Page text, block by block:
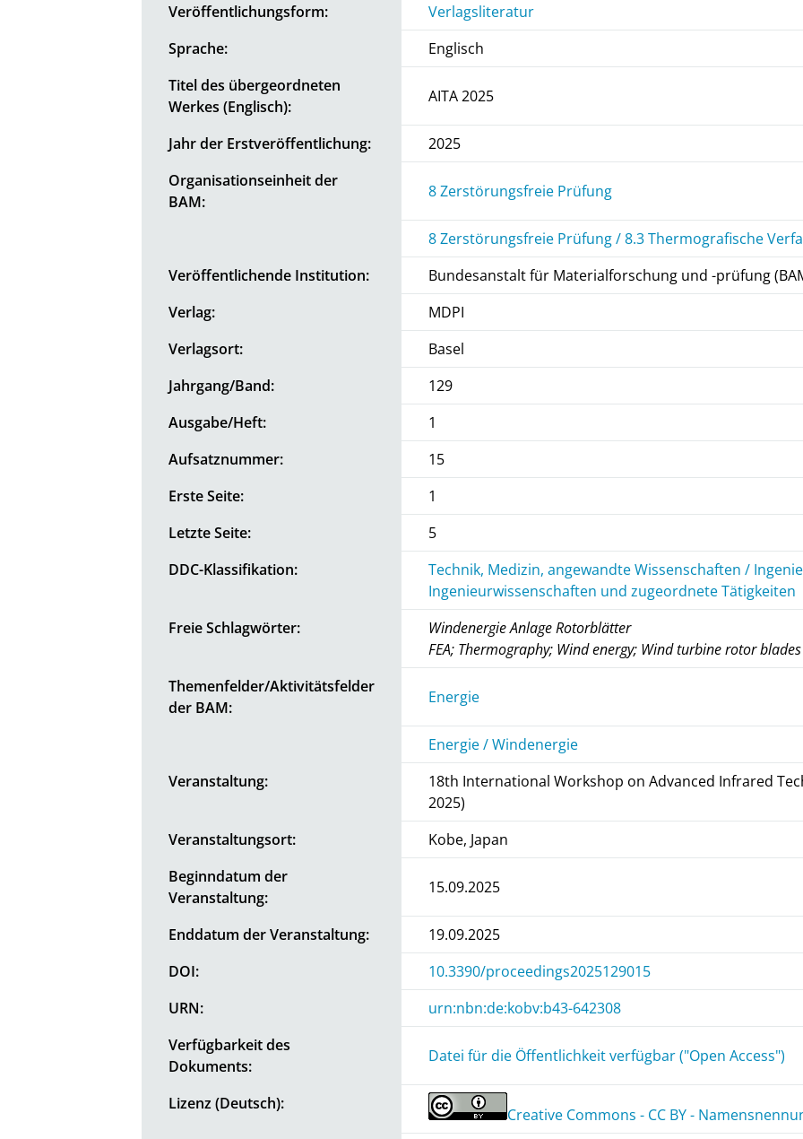
Veröffentlichungsform:
Verlagsliteratur
Sprache:
Englisch
Titel des übergeordneten
Werkes (Englisch):
AITA 2025
Jahr der Erstveröffentlichung:
2025
Organisationseinheit der
BAM:
8 Zerstörungsfreie Prüfung
8 Zerstörungsfreie Prüfung / 8.3 Thermografische
Veröffentlichende Institution:
Bundesanstalt für Materialforschung und -prüfung
Verlag:
MDPI
Verlagsort:
Basel
Jahrgang/Band:
129
Ausgabe/Heft:
1
Aufsatznummer:
15
Erste Seite:
1
Letzte Seite:
5
DDC-Klassifikation:
Technik, Medizin, angewandte Wissenschaften /
Ingenieurwissenschaften und zugeordnete Tätigkeiten
Freie Schlagwörter:
Windenergie Anlage Rotorblätter
FEA; Thermography; Wind energy; Wind turbine rotor blades
Themenfelder/Aktivitätsfelder
der BAM:
Energie
Energie / Windenergie
Veranstaltung:
18th International Workshop on Advanced Infrared
2025)
Veranstaltungsort:
Kobe, Japan
Beginndatum der
Veranstaltung:
15.09.2025
Enddatum der Veranstaltung:
19.09.2025
DOI:
10.3390/proceedings2025129015
URN:
urn:nbn:de:kobv:b43-642308
Verfügbarkeit des
Dokuments:
Datei für die Öffentlichkeit verfügbar ("Open Access")
Lizenz (Deutsch):
Creative Commons - CC BY -